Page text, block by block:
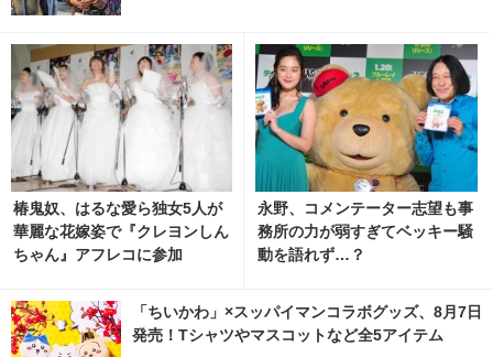
椿鬼奴、はるな愛ら独女5人が
華麗な花嫁姿で『クレヨンしん
ちゃん』アフレコに参加
永野、コメンテーター志望も事
務所の力が弱すぎてベッキー騒
動を語れず…？
「ちいかわ」×スッパイマンコラボグッズ、8月7日
発売！Tシャツやマスコットなど全5アイテム